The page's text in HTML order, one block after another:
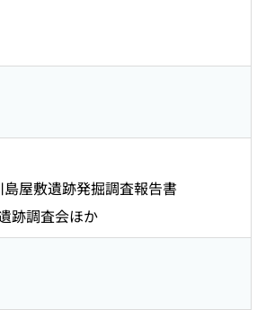
屋敷遺跡発掘調査報告書
跡調査会ほか